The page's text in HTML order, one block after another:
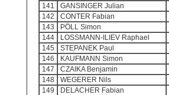
141
GANSINGER Julian
142
CONTER Fabian
143
PÖLL Simon
144
LOSSMANN-ILIEV Raphael
145
STEPANEK Paul
146
KAUFMANN Simon
147
CZAIKA Benjamin
148
WEGERER Nils
149
DELACHER Fabian